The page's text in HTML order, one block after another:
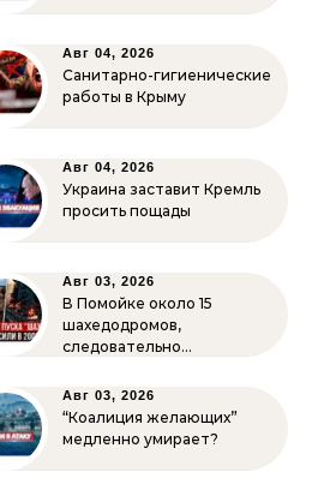
Авг 04, 2026
Санитарно-гигиенические
работы в Крыму
Авг 04, 2026
Украина заставит Кремль
просить пощады
Авг 03, 2026
В Помойке около 15
шахедодромов,
следовательно…
Авг 03, 2026
“Коалиция желающих”
медленно умирает?